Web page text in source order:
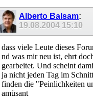
Alberto Balsam:
19.08.2004 15:10
dass viele Leute dieses
nd was mir neu ist, ehrt
gearbeitet. Und scheint
ja nicht jeden Tag im
finden die "Peinlichkeiten
amüsant